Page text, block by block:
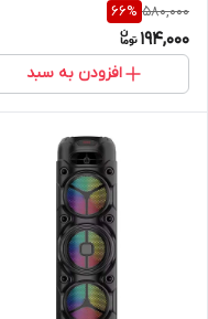
580,000
66%
194,000
افزودن به سبد